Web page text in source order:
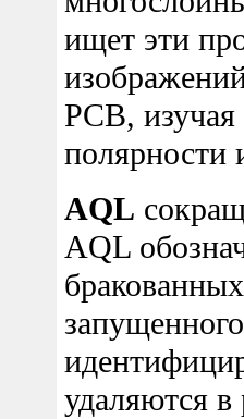
ищет эти
PCB,
полярности
AQL
AQL
удаляются в